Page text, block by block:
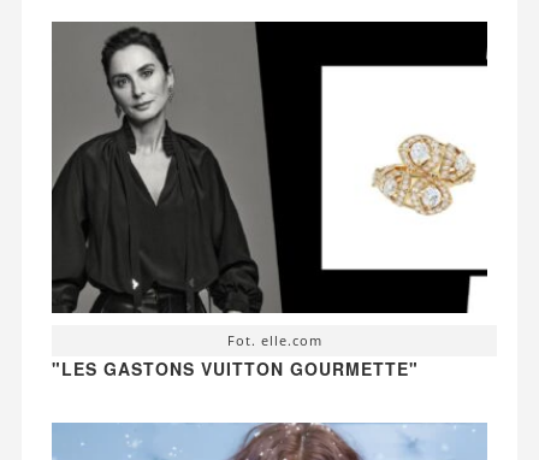
Fot. elle.com
"LES GASTONS VUITTON GOURMETTE"